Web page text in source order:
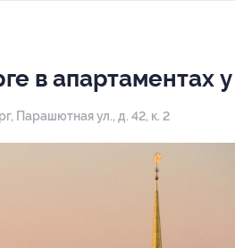
в апартаментах
Парашютная ул., д. 42, к. 2